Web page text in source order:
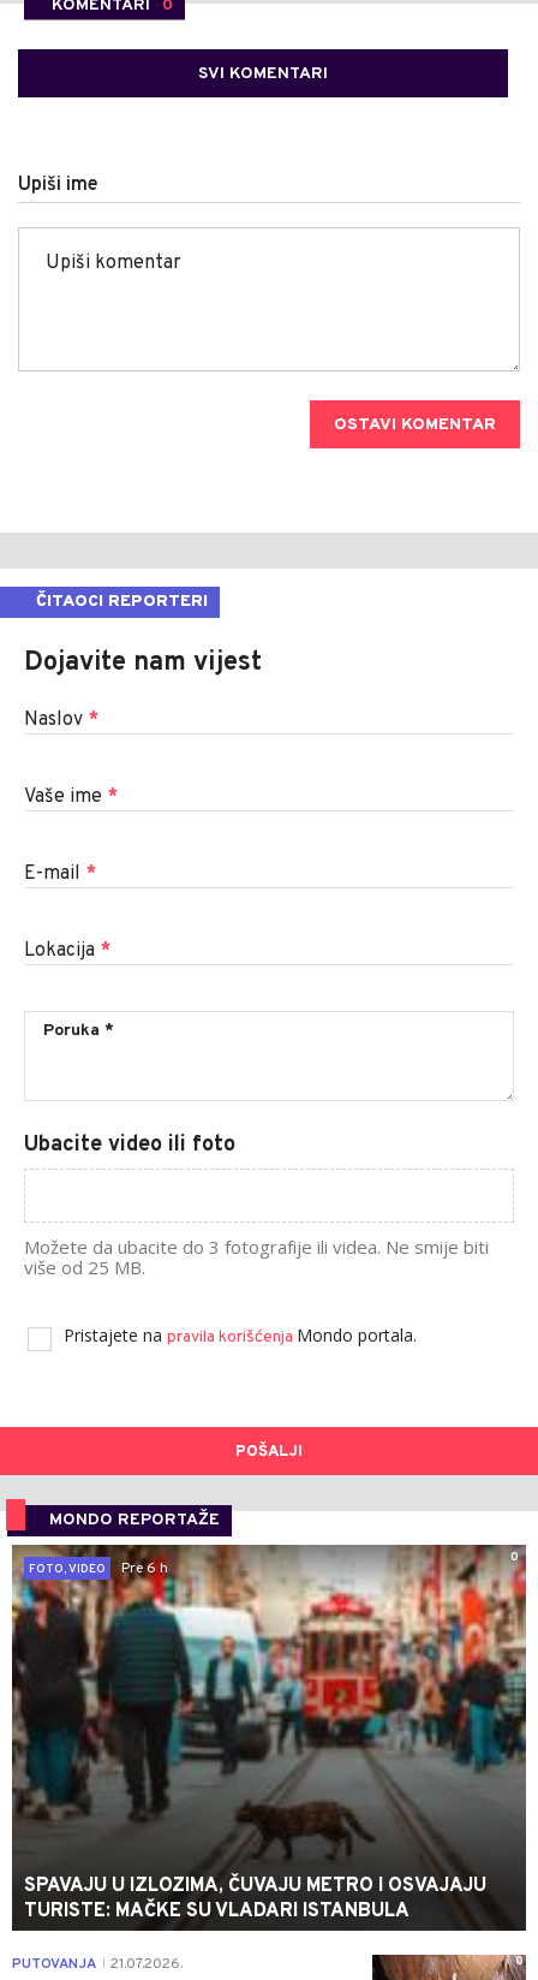
KOMENTARI 0
SVI KOMENTARI
Upiši ime
OSTAVI KOMENTAR
ČITAOCI REPORTERI
Dojavite nam vijest
Naslov *
Vaše ime *
E-mail *
Lokacija *
Ubacite video ili foto
Možete da ubacite do 3 fotografije ili videa. Ne smije biti
više od 25 MB.
Pristajete na pravila korišćenja Mondo portala.
POŠALJI
MONDO REPORTAŽE
0
FOTO, VIDEO
Pre 6 h
SPAVAJU U IZLOZIMA, ČUVAJU METRO I OSVAJAJU
TURISTE: MAČKE SU VLADARI ISTANBULA
0
PUTOVANJA 21.07.2026.